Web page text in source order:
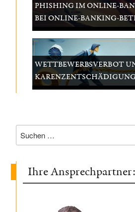
PHISHING IM ONLINE-
BEI ONLINE-BANKING-
WETTBEWERBSVERBOT
Suchen
nach:
Ihre Ansprechpartner: